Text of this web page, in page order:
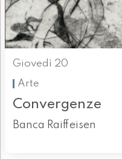
Giovedì 20
Arte
Convergenze
Banca Raiffeisen